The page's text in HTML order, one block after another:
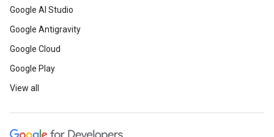
Google AI Studio
Google Antigravity
Google Cloud
Google Play
View all